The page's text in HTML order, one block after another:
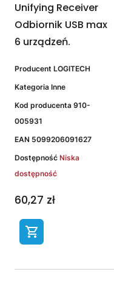
Unifying Receiver
Odbiornik USB max
6 urządzeń.
Producent LOGITECH
Kategoria Inne
Kod producenta 910-
005931
EAN 5099206091627
Dostępność Niska
dostępność
60,27 zł